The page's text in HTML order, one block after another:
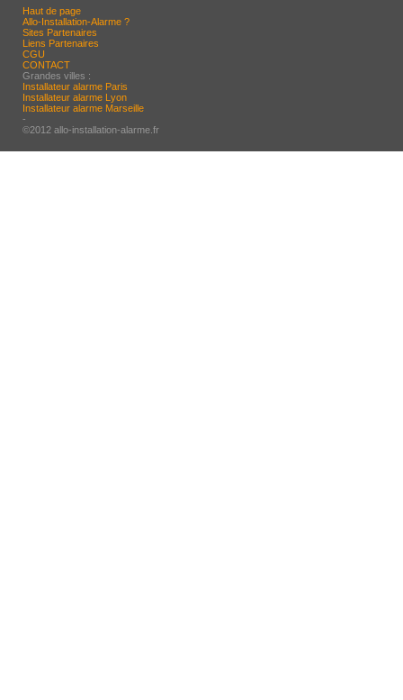
Haut de page
Allo-Installation-Alarme ?
Sites Partenaires
Liens Partenaires
CGU
CONTACT
Grandes villes :
Installateur alarme Paris
Installateur alarme Lyon
Installateur alarme Marseille
-
©2012 allo-installation-alarme.fr